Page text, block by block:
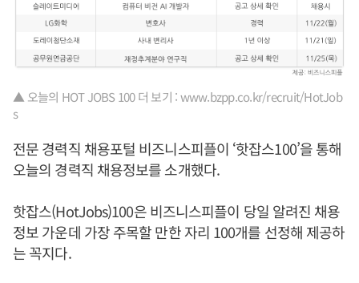
▲ 오늘의 HOT JOBS 100 더 보기 : www.bzpp.co.kr/recruit/HotJob
s
전문 경력직 채용포털 비즈니스피플이 ‘핫잡스100’을 통해
오늘의 경력직 채용정보를 소개했다.
핫잡스(HotJobs)100은 비즈니스피플이 당일 알려진 채용
정보 가운데 가장 주목할 만한 자리 100개를 선정해 제공하
는 꼭지다.